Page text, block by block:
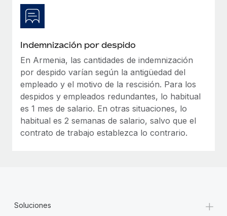
Indemnización por despido
En Armenia, las cantidades de indemnización
por despido varían según la antigüedad del
empleado y el motivo de la rescisión. Para los
despidos y empleados redundantes, lo habitual
es 1 mes de salario. En otras situaciones, lo
habitual es 2 semanas de salario, salvo que el
contrato de trabajo establezca lo contrario.
Soluciones +